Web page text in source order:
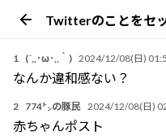
Twitterのことをセ
1 (´,,･ω･,,｀) 2024/12/08(日)
なんか違和感ない？
2 774㌧の豚民 2024/12/08(日)
赤ちゃんポスト